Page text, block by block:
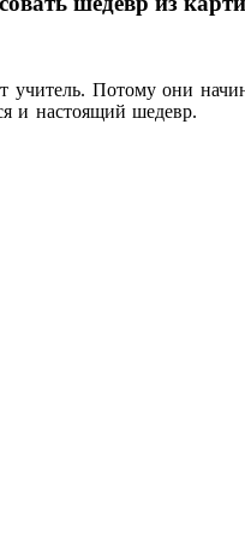
учитель. Потому они
и настоящий шедевр.